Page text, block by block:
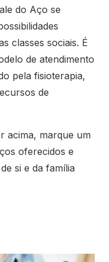
do Aço se
classes sociais. É
de atendimento
pela fisioterapia,
de
acima, marque um
oferecidos e
si e da família